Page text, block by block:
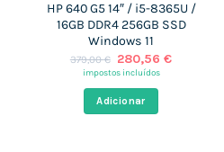
HP 640 G5 14″ / i5-8365U /
16GB DDR4 256GB SSD
Windows 11
379,00€ O
preço
era:
379,00 €.
280,56€O
impostos incluídos
Adicionar